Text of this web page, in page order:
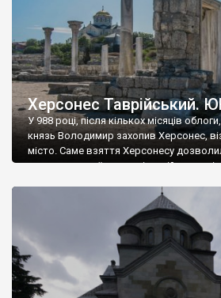
Херсонес Таврійський.
У 988 році, після кількох місяців
князь Володимир захопив Херсонес,
місто. Саме взяття Херсонесу
диктувати свої умови візантійському
Херсонесі Володимир-язичник, став
А потім було Хрещення Русі. На честь